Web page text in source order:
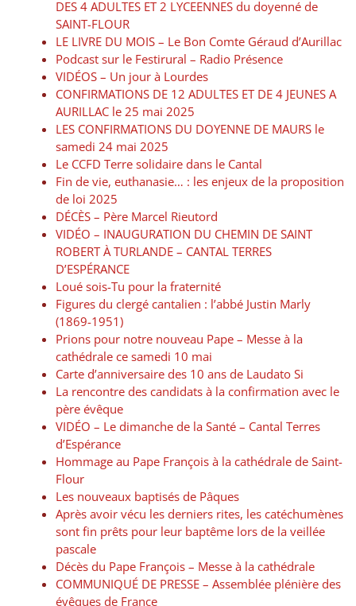
DES 4 ADULTES ET 2 LYCEENNES du doyenné de
SAINT-FLOUR
LE LIVRE DU MOIS – Le Bon Comte Géraud d’Aurillac
Podcast sur le Festirural – Radio Présence
VIDÉOS – Un jour à Lourdes
CONFIRMATIONS DE 12 ADULTES ET DE 4 JEUNES A
AURILLAC le 25 mai 2025
LES CONFIRMATIONS DU DOYENNE DE MAURS le
samedi 24 mai 2025
Le CCFD Terre solidaire dans le Cantal
Fin de vie, euthanasie… : les enjeux de la proposition
de loi 2025
DÉCÈS – Père Marcel Rieutord
VIDÉO – INAUGURATION DU CHEMIN DE SAINT
ROBERT À TURLANDE – CANTAL TERRES
D’ESPÉRANCE
Loué sois-Tu pour la fraternité
Figures du clergé cantalien : l’abbé Justin Marly
(1869-1951)
Prions pour notre nouveau Pape – Messe à la
cathédrale ce samedi 10 mai
Carte d’anniversaire des 10 ans de Laudato Si
La rencontre des candidats à la confirmation avec le
père évêque
VIDÉO – Le dimanche de la Santé – Cantal Terres
d’Espérance
Hommage au Pape François à la cathédrale de Saint-
Flour
Les nouveaux baptisés de Pâques
Après avoir vécu les derniers rites, les catéchumènes
sont fin prêts pour leur baptême lors de la veillée
pascale
Décès du Pape François – Messe à la cathédrale
COMMUNIQUÉ DE PRESSE – Assemblée plénière des
évêques de France